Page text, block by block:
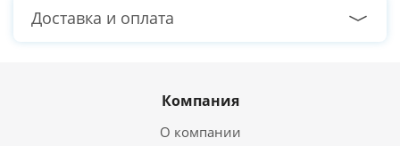
Доставка и оплата
Компания
О компании